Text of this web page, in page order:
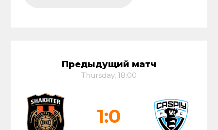
Предыдущий матч
Thursday, 18:00
1:0